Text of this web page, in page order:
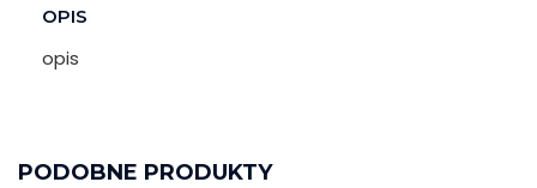
OPIS
opis
PODOBNE PRODUKTY